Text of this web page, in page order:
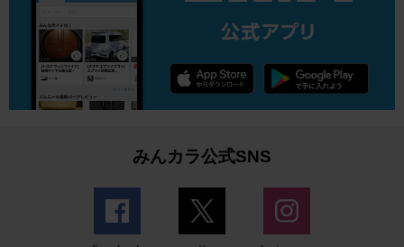
みんカラ公式SNS